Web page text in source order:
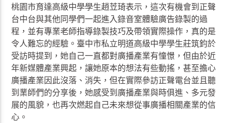
桃園市育達高級中學學生趙苙琦表示，這次有機會到正聲
台中台與其他同學們一起進入錄音室體驗廣告錄製的過
程，並有專業老師指導錄製技巧及帶領實際操作，真的是
令人難忘的經驗。臺中市私立明道高級中學學生莊筑鈞於
受訪時提到，她自己一直都對廣播產業有憧憬，但由於近
年新媒體產業興起，讓她原本的想法有些動搖，甚至擔心
廣播產業因此沒落、消失，但在實際參訪正聲電台並且聽
到業師們的分享後，她感受到廣播產業與時俱進、多元發
展的風貌，也再次燃起自己未來想從事廣播相關產業的信
心。